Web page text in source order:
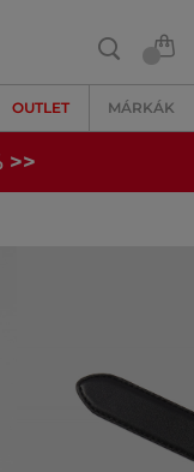
OUTLET MÁRKÁK
>>